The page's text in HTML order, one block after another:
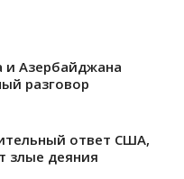
и Азербайджана
разговор
ответ США,
злые деяния